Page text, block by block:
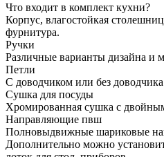
Что входит в комплект кухни?
Корпус, влагостойкая
фурнитура.
Ручки
Различные варианты дизайна и
Петли
С доводчиком или без
Сушка для посуды
Хромированная сушка с
Направляющие пвш
Полновыдвижные шариковые
Дополнительно можно